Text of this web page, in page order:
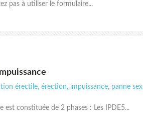
pas à utiliser le formulaire...
érectile, érection, impuissance, panne
est constituée de 2 phases : Les IPDE5...